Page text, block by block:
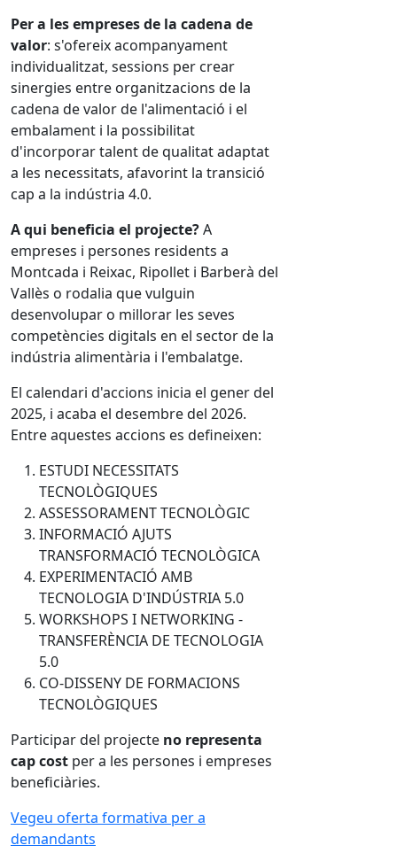
Per a les empreses de la cadena de
valor: s'ofereix acompanyament
individualitzat, sessions per crear
sinergies entre organitzacions de la
cadena de valor de l'alimentació i el
embalament i la possibilitat
d'incorporar talent de qualitat adaptat
a les necessitats, afavorint la transició
cap a la indústria 4.0.
A qui beneficia el projecte?A
empreses i persones residents a
Montcada i Reixac, Ripollet i Barberà del
Vallès o rodalia que vulguin
desenvolupar o millorar les seves
competències digitals en el sector de la
indústria alimentària i l'embalatge.
El calendari d'accions inicia el gener del
2025, i acaba el desembre del 2026.
Entre aquestes accions es defineixen:
ESTUDI NECESSITATS
TECNOLÒGIQUES​
ASSESSORAMENT TECNOLÒGIC​
INFORMACIÓ AJUTS
TRANSFORMACIÓ TECNOLÒGICA​
EXPERIMENTACIÓ AMB
TECNOLOGIA D'INDÚSTRIA 5.0​
WORKSHOPS I NETWORKING -
TRANSFERÈNCIA DE TECNOLOGIA
5.0​
CO-DISSENY DE FORMACIONS
TECNOLÒGIQUES
Participar del projecte no representa
cap cost per a les persones i empreses
beneficiàries.
Vegeu oferta formativa per a
demandants